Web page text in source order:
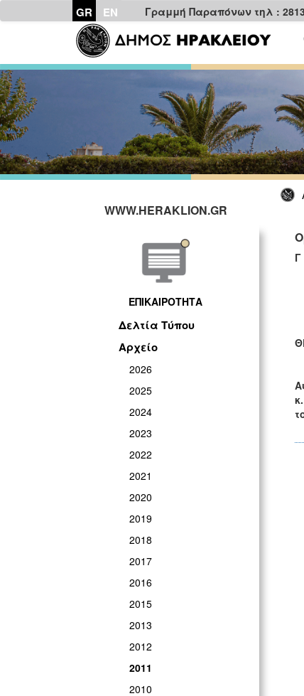
GR EN Γραμμή Παραπόνων τηλ :
WWW.HERAKLION.GR
ΕΠΙΚΑΙΡΟΤΗΤΑ
Δελτία Τύπου
Αρχείο
2026
2025
2024
2023
2022
2021
2020
2019
2018
2017
2016
2015
2013
2012
2011
2010